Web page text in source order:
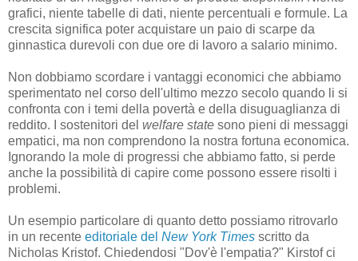
grafici, niente tabelle di dati, niente percentuali e formule. La
crescita significa poter acquistare un paio di scarpe da
ginnastica durevoli con due ore di lavoro a salario minimo.
Non dobbiamo scordare i vantaggi economici che abbiamo
sperimentato nel corso dell'ultimo mezzo secolo quando li si
confronta con i temi della povertà e della disuguaglianza di
reddito. I sostenitori del welfare state sono pieni di messaggi
empatici, ma non comprendono la nostra fortuna economica.
Ignorando la mole di progressi che abbiamo fatto, si perde
anche la possibilità di capire come possono essere risolti i
problemi.
Un esempio particolare di quanto detto possiamo ritrovarlo
in un recente editoriale del New York Times scritto da
Nicholas Kristof. Chiedendosi "Dov'è l'empatia?" Kirstof ci